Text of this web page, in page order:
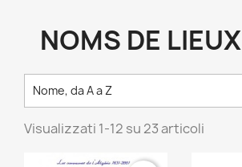
NOMS DE LIEUX
Nome, da A a Z
Visualizzati 1-12 su 23 articoli